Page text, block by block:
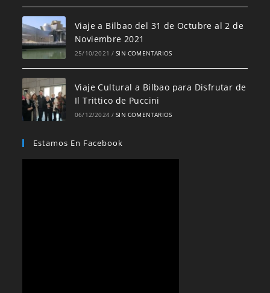
Viaje a Bilbao del 31 de Octubre al 2 de
Noviembre 2021
25/10/2021 / SIN COMENTARIOS
Viaje Cultural a Bilbao para Disfrutar de
Il Trittico de Puccini
06/12/2024 / SIN COMENTARIOS
Estamos En Facebook